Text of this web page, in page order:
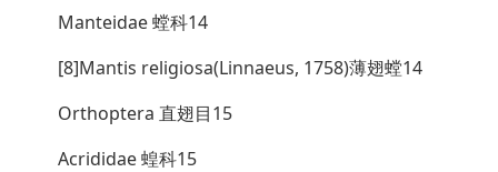
Manteidae 螳科14
[8]Mantis religiosa(Linnaeus, 1758)薄翅螳14
Orthoptera 直翅目15
Acrididae 蝗科15